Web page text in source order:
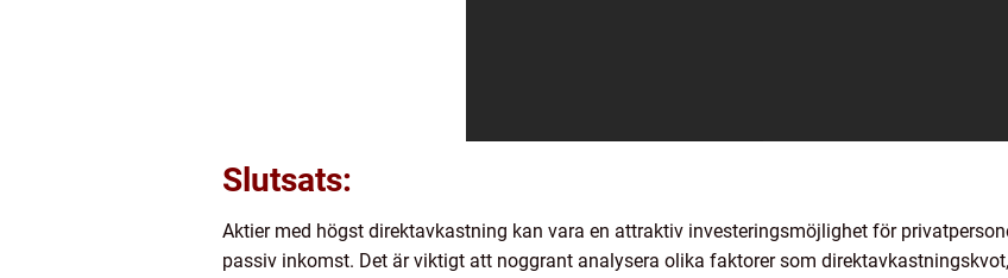
Slutsats:
Aktier med högst direktavkastning kan vara en attraktiv investeringsmöjlighet för
passiv inkomst. Det är viktigt att noggrant analysera olika faktorer som